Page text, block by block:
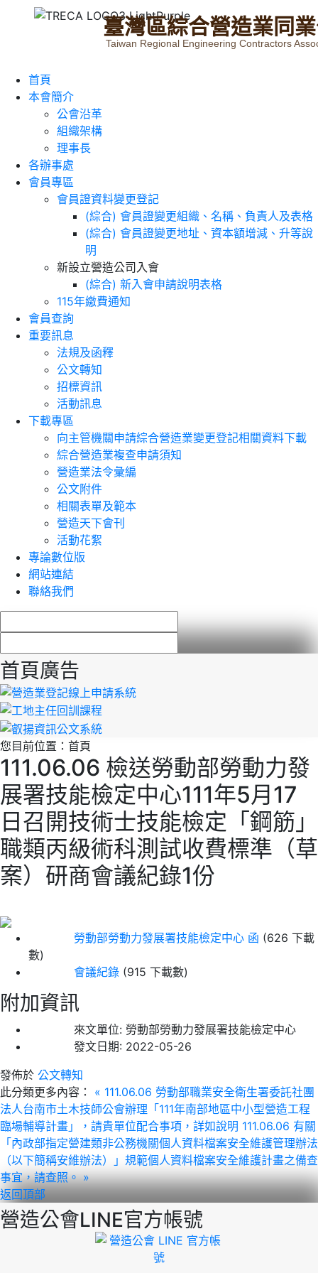
臺灣區綜合營造業同業
Taiwan Regional Engineering Contractors
首頁
本會簡介
公會沿革
組織架構
理事長
各辦事處
會員專區
會員證資料變更登記
(綜合) 會員證變更組織、名稱、負責人及表格
(綜合) 會員證變更地址、資本額增減、升等說
明
新設立營造公司入會
(綜合) 新入會申請說明表格
115年繳費通知
會員查詢
重要訊息
法規及函釋
公文轉知
招標資訊
活動訊息
下載專區
向主管機關申請綜合營造業變更登記相關資料下載
綜合營造業複查申請須知
營造業法令彙編
公文附件
相關表單及範本
營造天下會刊
活動花絮
專論數位版
網站連結
聯絡我們
首頁廣告
您目前位置： 首頁
111.06.06 檢送勞動部勞動力發
展署技能檢定中心111年5月17
日召開技術士技能檢定「鋼筋」
職類丙級術科測試收費標準（草
案）研商會議紀錄1份
勞動部勞動力發展署技能檢定中心 函 (626 下載
數)
會議紀錄 (915 下載數)
附加資訊
來文單位: 勞動部勞動力發展署技能檢定中心
發文日期: 2022-05-26
發佈於 公文轉知
此分類更多內容：
« 111.06.06 勞動部職業安全衛生署委託社團
法人台南市土木技師公會辦理「111年南部地區中小型營造工程
臨場輔導計畫」，請貴單位配合事項，詳如說明 111.06.06 有關
「內政部指定營建類非公務機關個人資料檔案安全維護管理辦法
（以下簡稱安維辦法）」規範個人資料檔案安全維護計畫之備查
事宜，請查照。 »
返回頂部
營造公會LINE官方帳號